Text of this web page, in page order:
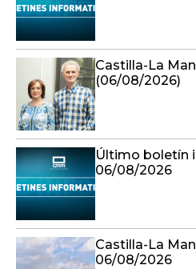
Castilla-La
(06/08/2026)
Último boletín
06/08/2026
Castilla-La
06/08/2026